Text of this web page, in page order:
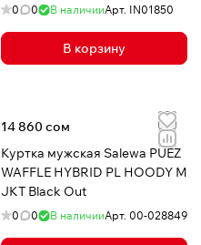
0 0 В наличииАрт. IN01850
В корзину
14 860 сом
Куртка мужская Salewa PUEZ
WAFFLE HYBRID PL HOODY M
JKT Black Out
0 0 В наличииАрт. 00-028849